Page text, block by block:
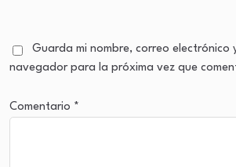
Guarda mi nombre, correo electrónico
navegador para la próxima vez que
Comentario *